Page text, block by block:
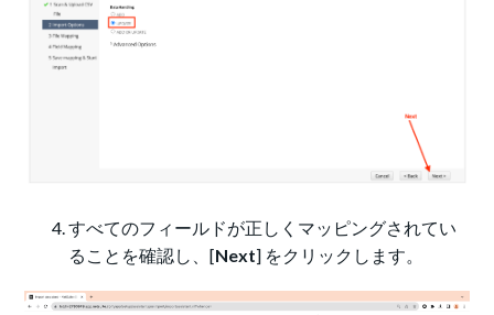
すべてのフィールドが正しくマッピングされてい
ることを確認し、[Next] をクリックします。